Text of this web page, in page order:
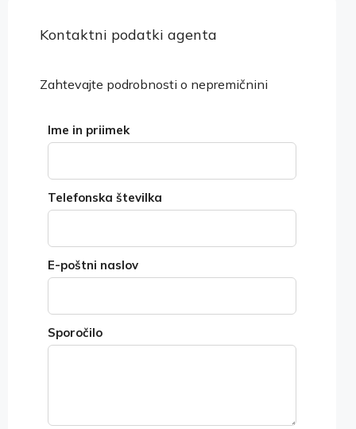
Kontaktni podatki agenta
Zahtevajte podrobnosti o nepremičnini
Ime in priimek
Telefonska številka
E-poštni naslov
Sporočilo